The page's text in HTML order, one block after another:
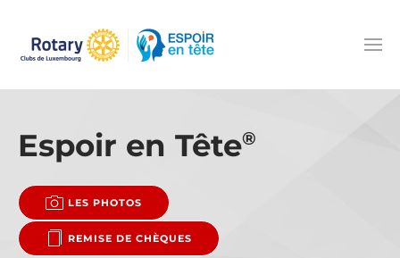
Accéder au contenu principal
Espoir en Tête®
LES PHOTOS
REMISE DE CHÈQUES